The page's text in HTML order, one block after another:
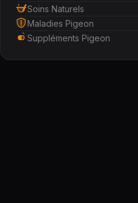
Soins Naturels
Maladies Pigeon
Suppléments Pigeon